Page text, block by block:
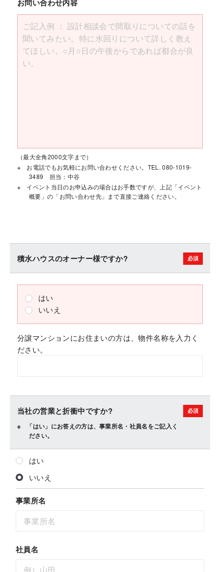
お問い合わせ内容
（最大全角2000文字まで）
お電話でもお気軽にお問い合わせください。TEL. 080-1019-
3489 担当：中谷
イベント当日のお申込みの場合はお手数ですが、上記「イベント
概要」の「お問い合わせ先」まで直接ご連絡ください。
積水ハウスのオーナー様ですか?
はい
いいえ
分譲マンションにお住まいの方は、物件名称を入力く
ださい。
当社の営業と折衝中ですか?
「はい」にお答えの方は、事業所名・社員名をご記入く
ださい。
はい
いいえ
事業所名
社員名